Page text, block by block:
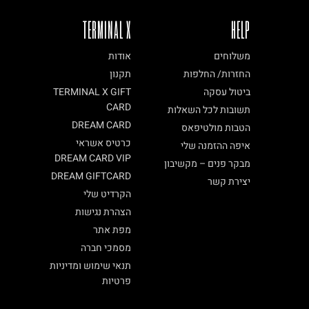
TERMINAL X
אודות
תקנון
TERMINAL X GIFT
CARD
DREAM CARD
כרטיס אשראי
DREAM CARD VIP
DREAM GIFTCARD
הקרדיט שלי
הצהרת נגישות
מפת אתר
מסמכי חברה
תנאי שימוש ומדיניות
פרטיות
HELP
משלוחים
החזרות/ החלפות
ביטול עסקה
תשובות לכל השאלות
הטבות מולטיפאס
איפה ההזמנה שלי
מבקר פנים – מקשיבון
יצירת קשר